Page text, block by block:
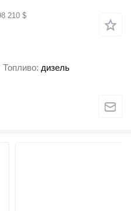
210 $
Топливо дизель